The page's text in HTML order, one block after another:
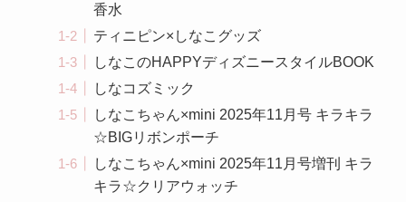
香水
ティニピン×しなこグッズ
しなこのHAPPYディズニースタイルBOOK
しなコズミック
しなこちゃん×mini 2025年11月号 キラキラ
☆BIGリボンポーチ
しなこちゃん×mini 2025年11月号増刊 キラ
キラ☆クリアウォッチ